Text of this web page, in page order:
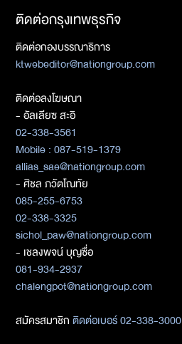
ติดต่อกรุงเทพธุรกิจ
ติดต่อกองบรรณาธิการ
ktwebeditor@nationgroup.com
ติดต่อลงโฆษณา
- อัลเลียซ สะอิ
02-338-3561
Mobile : 087-519-1379
allias_sae@nationgroup.com
- ศิชล ภวัตโณทัย
085-255-6753
02-338-3325
sichol_paw@nationgroup.com
- เชลงพจน์ บุญซื่อ
081-934-2937
chalengpot@nationgroup.com
สมัครสมาชิกติดต่อเบอร์ 02-338-3000